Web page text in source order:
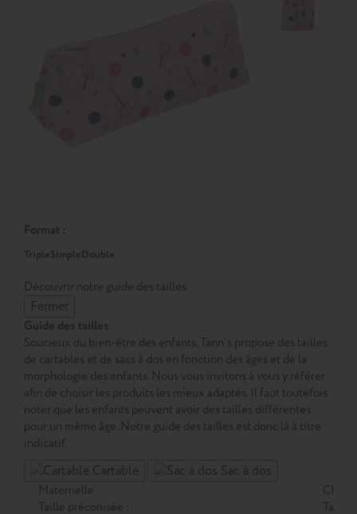
Format :
TripleSimpleDouble
Découvrir notre guide des tailles
Fermer
Guide des tailles
Soucieux du bien-être des enfants, Tann’s propose des tailles
de cartables et de sacs à dos en fonction des âges et de la
morphologie des enfants. Nous vous invitons à vous y référer
afin de choisir les produits les mieux adaptés. Il faut toutefois
noter que les enfants peuvent avoir des tailles différentes
pour un même âge. Notre guide des tailles est donc là à titre
indicatif.
Cartable Sac à dos
Maternelle
Taille préconisée :
CP
Taille